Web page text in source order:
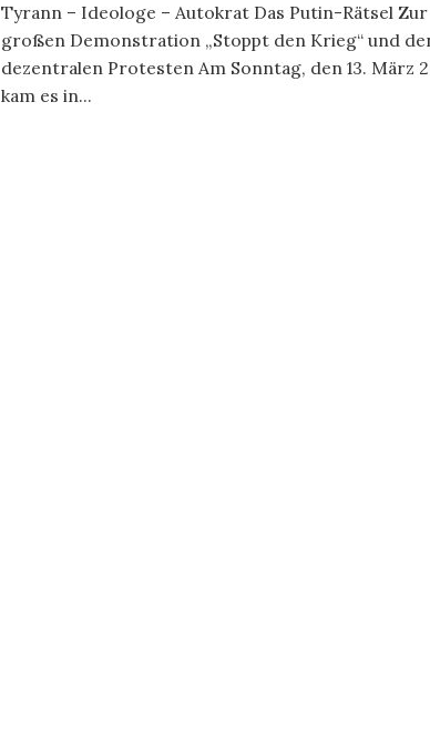
Tyrann – Ideologe – Autokrat Das Putin-Rätsel Zur
großen Demonstration „Stoppt den Krieg“ und
dezentralen Protesten Am Sonntag, den 13. März
kam es in...